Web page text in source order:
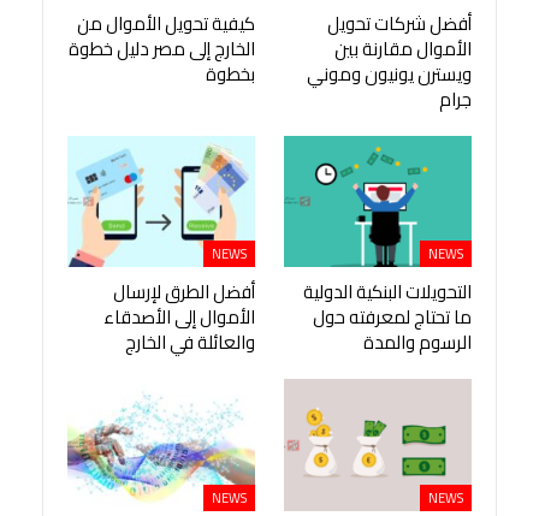
أفضل شركات تحويل
الأموال مقارنة بين
ويسترن يونيون وموني
جرام
كيفية تحويل الأموال من
الخارج إلى مصر دليل خطوة
بخطوة
NEWS
التحويلات البنكية الدولية
ما تحتاج لمعرفته حول
الرسوم والمدة
NEWS
أفضل الطرق لإرسال
الأموال إلى الأصدقاء
والعائلة في الخارج
NEWS
NEWS